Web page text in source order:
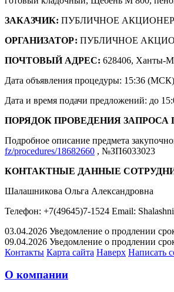
ЗАКАЗЧИК: ПУБЛИЧНОЕ
ОРГАНИЗАТОР: ПУБЛИЧНОЕ
ПОЧТОВЫЙ АДРЕС: 628406, Ханты-
Дата объявления процедуры: 15:36 (МСК)
Дата и время подачи предложений: до
ПОРЯДОК ПРОВЕДЕНИЯ
Подробное описание предмета
fz/procedures/18682660 , №ЗП6033023
КОНТАКТНЫЕ ДАННЫЕ
Шалашникова Ольга Александровна
Телефон: +7(49645)7-1524 Email:
03.04.2026 Уведомление о продлении
09.04.2026 Уведомление о продлении
Контакты Карта сайта Наверх Написать
О компании